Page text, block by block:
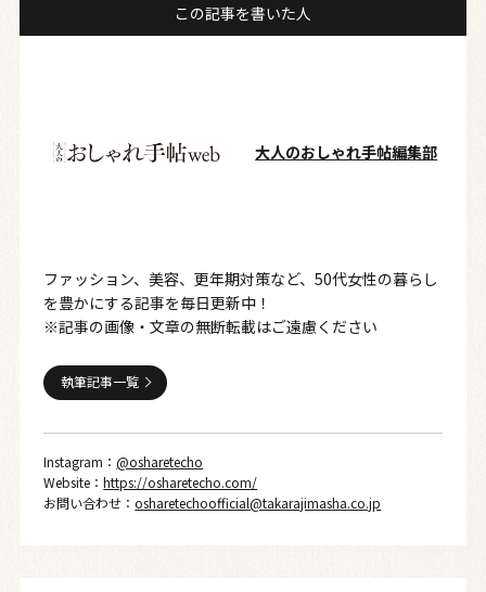
この記事を書いた人
大人のおしゃれ手帖編集部
ファッション、美容、更年期対策など、50代女性の暮らし
を豊かにする記事を毎日更新中！
※記事の画像・文章の無断転載はご遠慮ください
執筆記事一覧
Instagram：@osharetecho
Website：https://osharetecho.com/
お問い合わせ：osharetechoofficial@takarajimasha.co.jp